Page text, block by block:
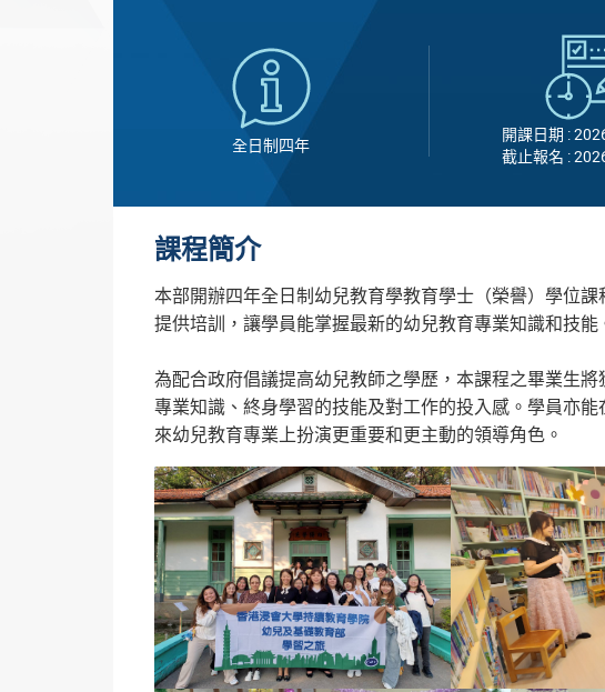
全日制四年
開課日期 :
截止報名 :
課程簡介
本部開辦四年全日制幼兒教育學教育學士（榮譽）學位
提供培訓，讓學員能掌握最新的幼兒教育專業知識和技能
為配合政府倡議提高幼兒教師之學歷，本課程之畢業生
專業知識、終身學習的技能及對工作的投入感。學員亦
來幼兒教育專業上扮演更重要和更主動的領導角色。